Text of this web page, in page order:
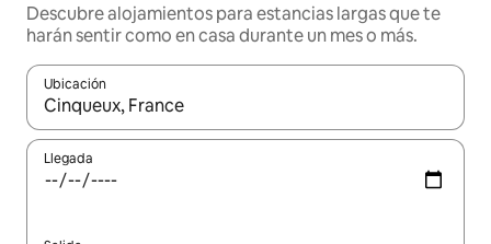
Descubre alojamientos para estancias largas que te
harán sentir como en casa durante un mes o más.
Ubicación
Cuando los resultados estén disponibles, podrás navegar
Llegada